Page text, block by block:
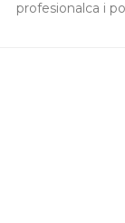
profesionalca i